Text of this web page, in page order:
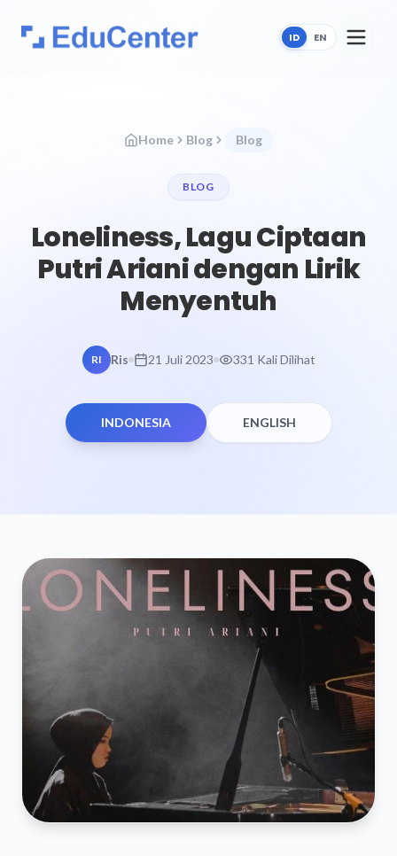
ID EN
Home Blog Blog
BLOG
Loneliness, Lagu Ciptaan
Putri Ariani dengan Lirik
Menyentuh
RI Ris 21 Juli 2023 331 Kali Dilihat
INDONESIA ENGLISH